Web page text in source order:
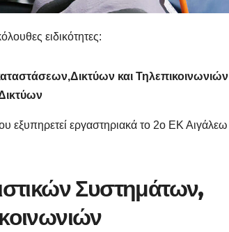
ειδικότητες:
και Τηλεπικοινωνιών
εργαστηριακά το 2ο ΕΚ Αιγάλεω
Συστημάτων,